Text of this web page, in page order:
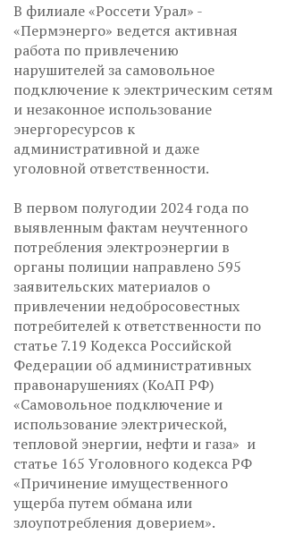
В филиале «Россети Урал» -
«Пермэнерго» ведется активная
работа по привлечению
нарушителей за самовольное
подключение к электрическим сетям
и незаконное использование
энергоресурсов к
административной и даже
уголовной ответственности.
В первом полугодии 2024 года по
выявленным фактам неучтенного
потребления электроэнергии в
органы полиции направлено 595
заявительских материалов о
привлечении недобросовестных
потребителей к ответственности по
статье 7.19 Кодекса Российской
Федерации об административных
правонарушениях (КоАП РФ)
«Самовольное подключение и
использование электрической,
тепловой энергии, нефти и газа» и
статье 165 Уголовного кодекса РФ
«Причинение имущественного
ущерба путем обмана или
злоупотребления доверием».